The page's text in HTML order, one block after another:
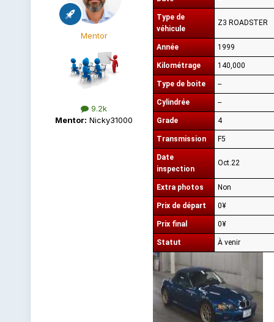
Mentor
9.2k
Mentor: Nicky31000
Type de
véhicule
Z3 ROADSTER
Année 1999
Kilométrage 140,000
Type de boite --
Cylindrée --
Grade 4
Transmission F5
Date
inspection
Oct.22
Extra photos Non
Prix de départ 0¥
Prix final 0¥
Statut À venir